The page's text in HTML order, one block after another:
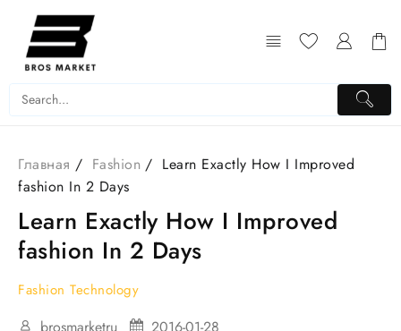
Главная Fashion
Learn Exactly How I Improved
fashion In 2 Days
Learn Exactly How I Improved
fashion In 2 Days
Fashion Technology
brosmarketru 2016-01-28